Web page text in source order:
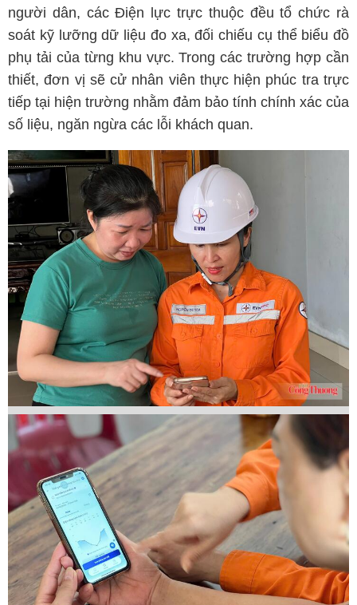
người dân, các Điện lực trực thuộc đều tổ chức rà
soát kỹ lưỡng dữ liệu đo xa, đối chiếu cụ thể biểu đồ
phụ tải của từng khu vực. Trong các trường hợp cần
thiết, đơn vị sẽ cử nhân viên thực hiện phúc tra trực
tiếp tại hiện trường nhằm đảm bảo tính chính xác của
số liệu, ngăn ngừa các lỗi khách quan.